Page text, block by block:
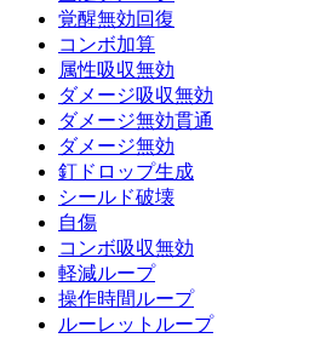
覚醒無効回復
コンボ加算
属性吸収無効
ダメージ吸収無効
ダメージ無効貫通
ダメージ無効
釘ドロップ生成
シールド破壊
自傷
コンボ吸収無効
軽減ループ
操作時間ループ
ルーレットループ